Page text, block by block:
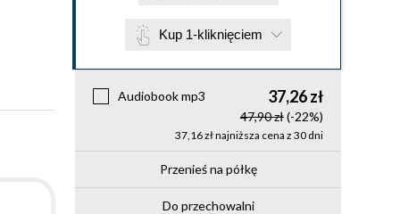
Kup 1-kliknięciem
Audiobook mp3 37,26 zł
47,90 zł(-22%)
37,16 zł najniższa cena z 30 dni
Przenieś na półkę
Do przechowalni